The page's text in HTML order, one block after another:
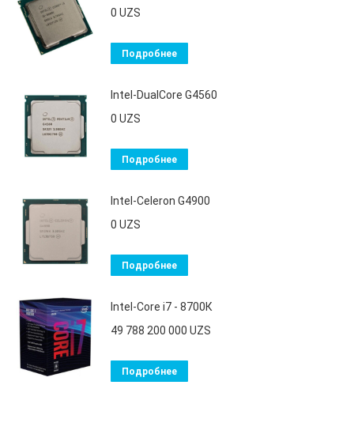
0 UZS
Подробнее
Intel-DualCore G4560
0 UZS
Подробнее
Intel-Celeron G4900
0 UZS
Подробнее
Intel-Core i7 - 8700К
49 788 200 000 UZS
Подробнее